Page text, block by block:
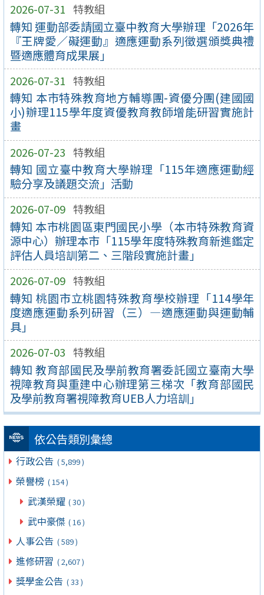
2026-07-31 特教組
轉知 運動部委請國立臺中教育大學辦理「2026年
『王牌愛／礙運動』適應運動系列徵選頒獎典禮
暨適應體育成果展」
2026-07-31 特教組
轉知 本市特殊教育地方輔導團-資優分團(建國國
小)辦理115學年度資優教育教師增能研習實施計
畫
2026-07-23 特教組
轉知 國立臺中教育大學辦理「115年適應運動經
驗分享及議題交流」活動
2026-07-09 特教組
轉知 本市桃園區東門國民小學（本市特殊教育資
源中心）辦理本市「115學年度特殊教育新進鑑定
評估人員培訓第二、三階段實施計畫」
2026-07-09 特教組
轉知 桃園市立桃園特殊教育學校辦理「114學年
度適應運動系列研習（三）—適應運動與運動輔
具」
2026-07-03 特教組
轉知 教育部國民及學前教育署委託國立臺南大學
視障教育與重建中心辦理第三梯次「教育部國民
及學前教育署視障教育UEB人力培訓」
依公告類別彙總
行政公告 ( 5,899 )
榮譽榜 ( 154 )
武漢榮耀 ( 30 )
武中豪傑 ( 16 )
人事公告 ( 589 )
進修研習 ( 2,607 )
獎學金公告 ( 33 )